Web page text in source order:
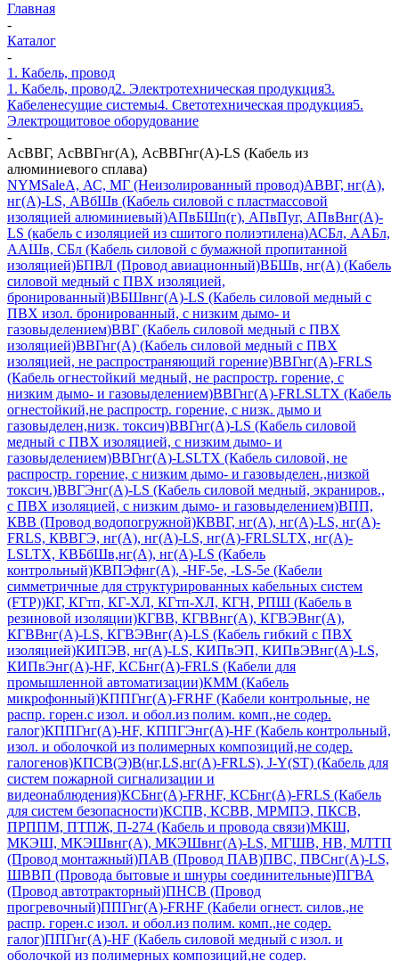
Главная
-
Каталог
-
1. Кабель, провод
1. Кабель, провод2. Электротехническая продукция3.
Кабеленесущие системы4. Светотехническая продукция5.
Электрощитовое оборудование
-
АсВВГ, АсВВГнг(А), АсВВГнг(А)-LS (Кабель из
алюминиевого сплава)
NYMSaleА, АС, МГ (Неизолированный провод)АВВГ, нг(А),
нг(А)-LS, АВбШв (Кабель силовой с пластмассовой
изоляцией алюминиевый)АПвБШп(г), АПвПуг, АПвВнг(А)-
LS (кабель с изоляцией из сшитого полиэтилена)АСБл, ААБл,
ААШв, СБл (Кабель силовой с бумажной пропитанной
изоляцией)БПВЛ (Провод авиационный)ВБШв, нг(А) (Кабель
силовой медный с ПВХ изоляцией,
бронированный)ВБШвнг(А)-LS (Кабель силовой медный с
ПВХ изол. бронированный, с низким дымо- и
газовыделением)ВВГ (Кабель силовой медный с ПВХ
изоляцией)ВВГнг(А) (Кабель силовой медный с ПВХ
изоляцией, не распространяющий горение)ВВГнг(А)-FRLS
(Кабель огнестойкий медный, не распростр. горение, с
низким дымо- и газовыделением)ВВГнг(А)-FRLSLTX (Кабель
огнестойкий,не распростр. горение, с низк. дымо и
газовыделен,низк. токсич)ВВГнг(А)-LS (Кабель силовой
медный с ПВХ изоляцией, с низким дымо- и
газовыделением)ВВГнг(А)-LSLTX (Кабель силовой, не
распростр. горение, с низким дымо- и газовыделен.,низкой
токсич.)ВВГЭнг(А)-LS (Кабель силовой медный, экраниров.,
с ПВХ изоляцией, с низким дымо- и газовыделением)ВПП,
КВВ (Провод водопогружной)КВВГ, нг(А), нг(А)-LS, нг(А)-
FRLS, КВВГЭ, нг(А), нг(А)-LS, нг(А)-FRLSLTX, нг(А)-
LSLTX, КВБбШв,нг(А), нг(А)-LS (Кабель
контрольный)КВПЭфнг(А), -HF-5e, -LS-5е (Кабели
симметричные для структурированных кабельных систем
(FTP))КГ, КГтп, КГ-ХЛ, КГтп-ХЛ, КГН, РПШ (Кабель в
резиновой изоляции)КГВВ, КГВВнг(А), КГВЭВнг(А),
КГВВнг(А)-LS, КГВЭВнг(А)-LS (Кабель гибкий с ПВХ
изоляцией)КИПЭВ, нг(А)-LS, КИПвЭП, КИПвЭВнг(А)-LS,
КИПвЭнг(А)-HF, КСБнг(А)-FRLS (Кабели для
промышленной автоматизации)КММ (Кабель
микрофонный)КППГнг(А)-FRHF (Кабели контрольные, не
распр. горен.с изол. и обол.из полим. комп.,не содер.
галог)КППГнг(А)-HF, КППГЭнг(А)-HF (Кабель контрольный,
изол. и оболочкой из полимерных композиций,не содер.
галогенов)КПСВ(Э)В(нг,LS,нг(А)-FRLS), J-Y(ST) (Кабель для
систем пожарной сигнализации и
видеонаблюдения)КСБнг(А)-FRHF, КСБнг(А)-FRLS (Кабель
для систем безопасности)КСПВ, КСВВ, МРМПЭ, ПКСВ,
ПРППМ, ПТПЖ, П-274 (Кабель и провода связи)МКШ,
МКЭШ, МКЭШвнг(А), МКЭШвнг(А)-LS, МГШВ, НВ, МЛТП
(Провод монтажный)ПАВ (Провод ПАВ)ПВС, ПВСнг(А)-LS,
ШВВП (Провода бытовые и шнуры соединительные)ПГВА
(Провод автотракторный)ПНСВ (Провод
прогревочный)ППГнг(А)-FRHF (Кабели огнест. силов.,не
распр. горен.с изол. и обол.из полим. комп.,не содер.
галог)ППГнг(А)-HF (Кабель силовой медный с изол. и
оболочкой из полимерных композиций,не содер.